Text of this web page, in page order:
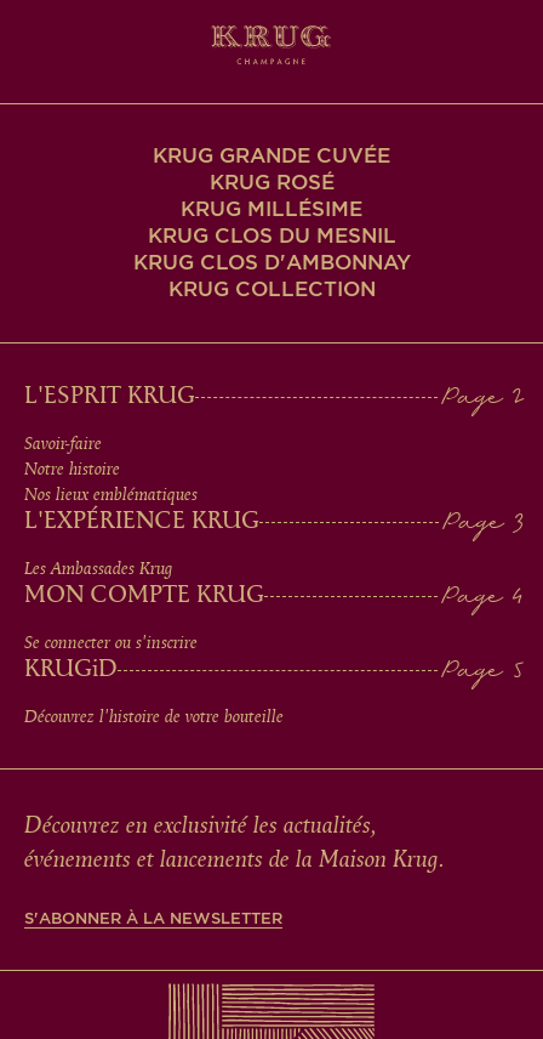
KRUG GRANDE CUVÉE
KRUG ROSÉ
KRUG MILLÉSIME
KRUG CLOS DU MESNIL
KRUG CLOS D'AMBONNAY
KRUG COLLECTION
MAIN
MEN
IN
FOOTER
L'ESPRIT KRUG
Savoir-faire
Notre histoire
Nos lieux emblématiques
L'EXPÉRIENCE KRUG
Les Ambassades Krug
MON COMPTE KRUG
Se connecter ou s'inscrire
KRUGiD
Découvrez l'histoire de votre bouteille
Découvrez en exclusivité les actualités,
événements et lancements de la Maison Krug.
S'ABONNER À LA NEWSLETTER